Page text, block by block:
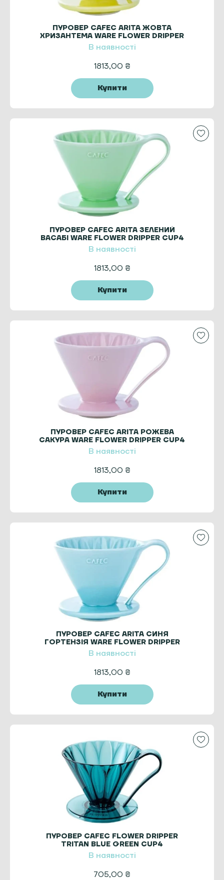
ПУРОВЕР CAFEC ARITA ЖОВТА
ХРИЗАНТЕМА WARE FLOWER DRIPPER
CUP4 YELLOW
В наявності
1813,00 ₴
Купити
ПУРОВЕР CAFEC ARITA ЗЕЛЕНИЙ
ВАСАБІ WARE FLOWER DRIPPER CUP4
GREEN
В наявності
1813,00 ₴
Купити
ПУРОВЕР CAFEC ARITA РОЖЕВА
САКУРА WARE FLOWER DRIPPER CUP4
PINK
В наявності
1813,00 ₴
Купити
ПУРОВЕР CAFEC ARITA СИНЯ
ГОРТЕНЗІЯ WARE FLOWER DRIPPER
CUP4 BLUE
В наявності
1813,00 ₴
Купити
ПУРОВЕР CAFEC FLOWER DRIPPER
TRITAN BLUE GREEN CUP4
В наявності
705,00 ₴